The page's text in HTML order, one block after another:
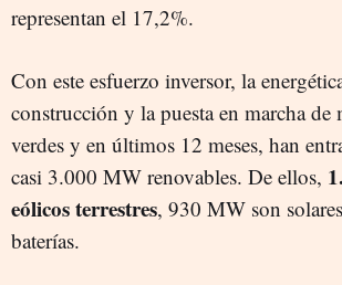
representan el 17,2%.
Con este esfuerzo inversor, la
construcción y la puesta en marcha de
verdes y en últimos 12 meses, han
casi 3.000 MW renovables. De ellos,
eólicos terrestres, 930 MW son
baterías.